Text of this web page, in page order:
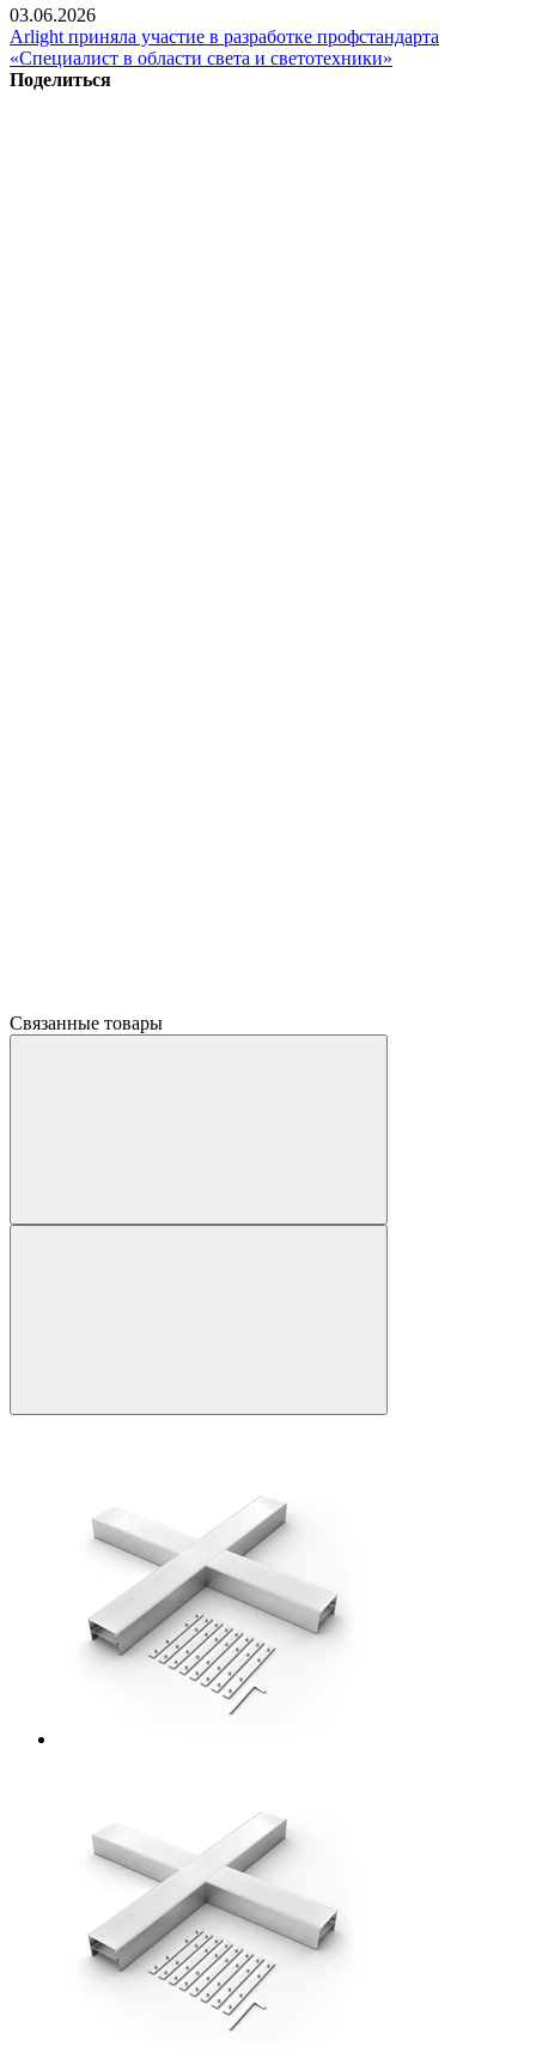
03.06.2026
Arlight приняла участие в разработке профстандарта
«Специалист в области света и светотехники»
Поделиться
Связанные товары